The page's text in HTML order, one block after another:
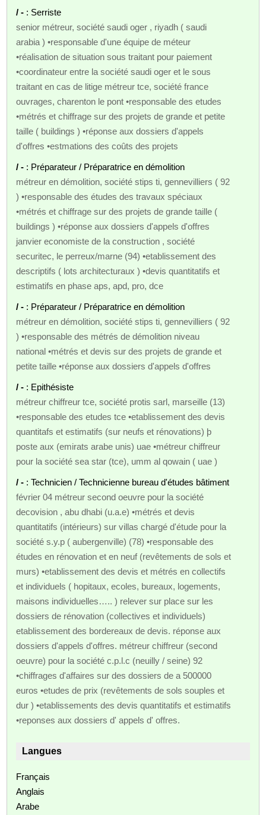
/ - : Serriste
senior métreur, société saudi oger , riyadh ( saudi
arabia ) •responsable d'une équipe de méteur
•réalisation de situation sous traitant pour paiement
•coordinateur entre la société saudi oger et le sous
traitant en cas de litige métreur tce, société france
ouvrages, charenton le pont •responsable des etudes
•métrés et chiffrage sur des projets de grande et petite
taille ( buildings ) •réponse aux dossiers d'appels
d'offres •estmations des coûts des projets
/ - : Préparateur / Préparatrice en démolition
métreur en démolition, société stips ti, gennevilliers ( 92
) •responsable des études des travaux spéciaux
•métrés et chiffrage sur des projets de grande taille (
buildings ) •réponse aux dossiers d'appels d'offres
janvier economiste de la construction , société
securitec, le perreux/marne (94) •etablissement des
descriptifs ( lots architecturaux ) •devis quantitatifs et
estimatifs en phase aps, apd, pro, dce
/ - : Préparateur / Préparatrice en démolition
métreur en démolition, société stips ti, gennevilliers ( 92
) •responsable des métrés de démolition niveau
national •métrés et devis sur des projets de grande et
petite taille •réponse aux dossiers d'appels d'offres
/ - : Epithésiste
métreur chiffreur tce, société protis sarl, marseille (13)
•responsable des etudes tce •etablissement des devis
quantitafs et estimatifs (sur neufs et rénovations) þ
poste aux (emirats arabe unis) uae •métreur chiffreur
pour la société sea star (tce), umm al qowain ( uae )
/ - : Technicien / Technicienne bureau d'études bâtiment
février 04 métreur second oeuvre pour la société
decovision , abu dhabi (u.a.e) •métrés et devis
quantitatifs (intérieurs) sur villas chargé d'étude pour la
société s.y.p ( aubergenville) (78) •responsable des
études en rénovation et en neuf (revêtements de sols et
murs) •etablissement des devis et métrés en collectifs
et individuels ( hopitaux, ecoles, bureaux, logements,
maisons individuelles….. ) relever sur place sur les
dossiers de rénovation (collectives et individuels)
etablissement des bordereaux de devis. réponse aux
dossiers d'appels d'offres. métreur chiffreur (second
oeuvre) pour la société c.p.l.c (neuilly / seine) 92
•chiffrages d'affaires sur des dossiers de a 500000
euros •etudes de prix (revêtements de sols souples et
dur ) •etablissements des devis quantitatifs et estimatifs
•reponses aux dossiers d' appels d' offres.
Langues
Français
Anglais
Arabe